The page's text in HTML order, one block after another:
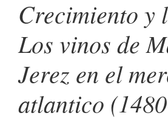
Crecimiento y
Los vinos de
Jerez en el
atlantico